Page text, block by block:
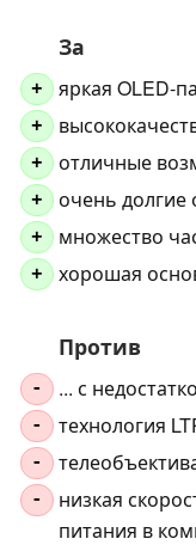
За
+ яркая OLED-
+
+ отличные
+ очень долгие
+ множество
+ хорошая
Против
- ... с
- технология
-
-
низкая
питания в